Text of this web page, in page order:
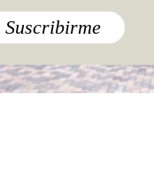
Suscribirme